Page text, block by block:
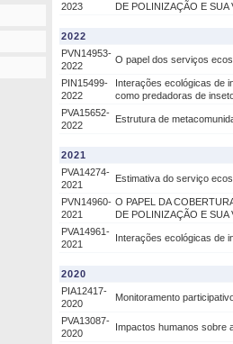
2023
DE POLINIZAÇÃO E SUA
2022
PVN14953-
2022
O papel dos serviços
PIN15499-
2022
Interações ecológicas de
como predadoras de
PVA15652-
2022
Estrutura de
2021
PVA14274-
2021
Estimativa do serviço
PVN14960-
2021
O PAPEL DA
DE POLINIZAÇÃO E SUA
PVA14961-
2021
Interações ecológicas de
2020
PIA12417-
2020
Monitoramento
PVA13087-
2020
Impactos humanos sobre